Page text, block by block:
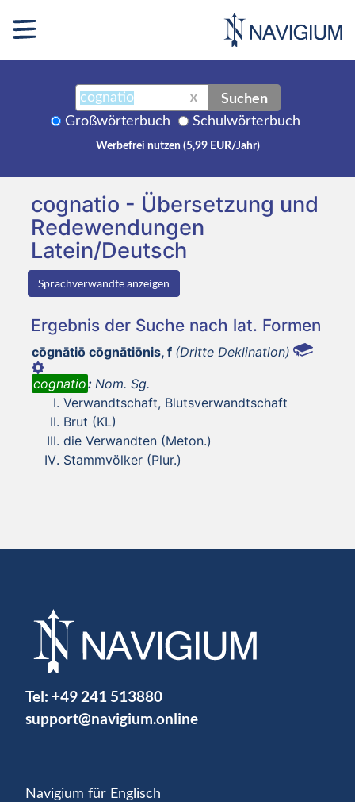
X Suchen
Großwörterbuch Schulwörterbuch
Werbefrei nutzen (5,99 EUR/Jahr)
cognatio - Übersetzung und
Redewendungen
Latein/Deutsch
Sprachverwandte anzeigen
Ergebnis der Suche nach lat. Formen
cōgnātiō cōgnātiōnis, f (Dritte Deklination)
cognatio: Nom. Sg.
Verwandtschaft, Blutsverwandtschaft
Brut (KL)
die Verwandten (Meton.)
Stammvölker (Plur.)
Tel: +49 241 513880
support@navigium.online
Navigium für Englisch